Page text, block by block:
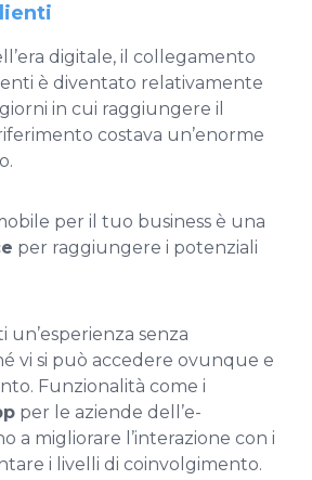
digitale, il collegamento
è diventato relativamente
in cui raggiungere il
costava un’enorme
per il tuo business è una
per raggiungere i potenziali
senza
vi si può accedere ovunque e
Funzionalità come i
per le aziende dell’e-
a migliorare l’interazione con i
i livelli di coinvolgimento.